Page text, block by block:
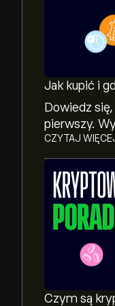
Jak kupić i
Dowiedz
pierwszy.
CZYTAJ
Czym są